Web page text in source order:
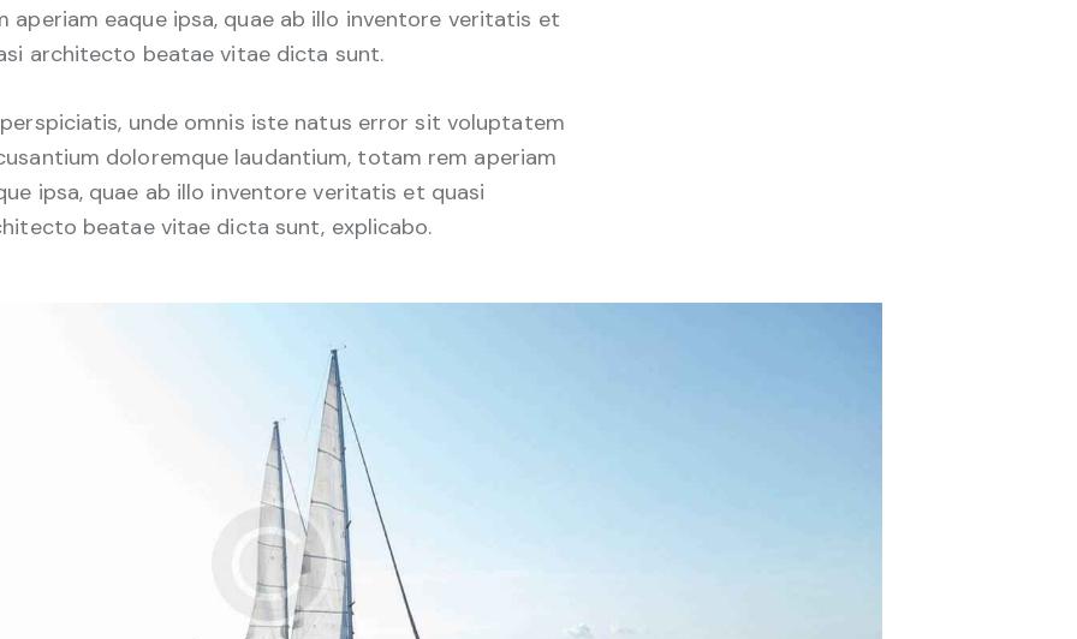
aperiam eaque ipsa, quae ab illo inventore veritatis et
architecto beatae vitae dicta sunt.
unde omnis iste natus error sit voluptatem
doloremque laudantium, totam rem aperiam
ipsa, quae ab illo inventore veritatis et quasi
beatae vitae dicta sunt, explicabo.